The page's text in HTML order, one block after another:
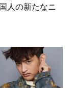
人の新たなニ